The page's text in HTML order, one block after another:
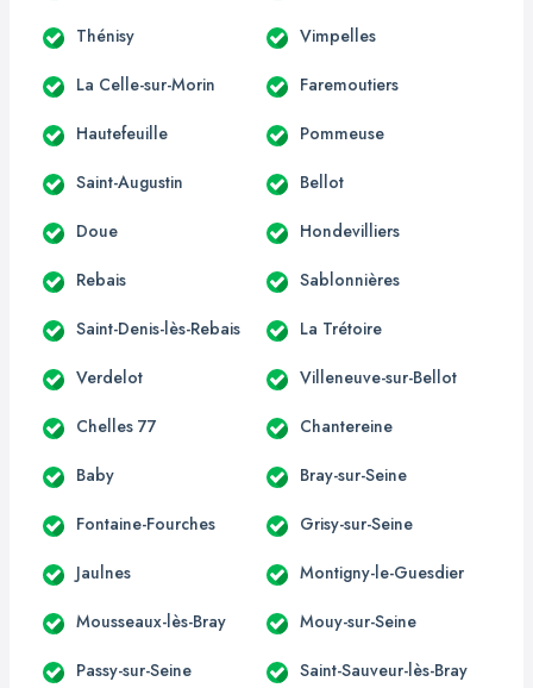
Thénisy Vimpelles
La Celle-sur-Morin Faremoutiers
Hautefeuille Pommeuse
Saint-Augustin Bellot
Doue Hondevilliers
Rebais Sablonnières
Saint-Denis-lès-Rebais La Trétoire
Verdelot Villeneuve-sur-Bellot
Chelles 77 Chantereine
Baby Bray-sur-Seine
Fontaine-Fourches Grisy-sur-Seine
Jaulnes Montigny-le-Guesdier
Mousseaux-lès-Bray Mouy-sur-Seine
Passy-sur-Seine Saint-Sauveur-lès-Bray